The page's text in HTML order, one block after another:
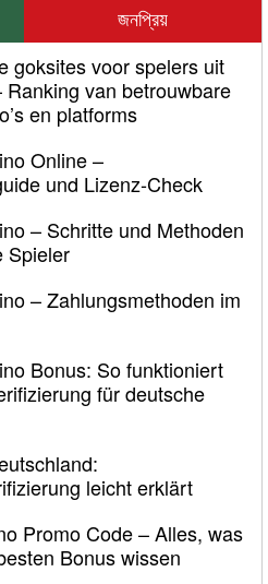
জনপ্রিয়
goksites voor spelers uit
Ranking van betrouwbare
en platforms
Online –
und Lizenz‑Check
– Schritte und Methoden
Spieler
– Zahlungsmethoden im
Bonus: So funktioniert
für deutsche
leicht erklärt
Promo Code – Alles, was
Bonus wissen